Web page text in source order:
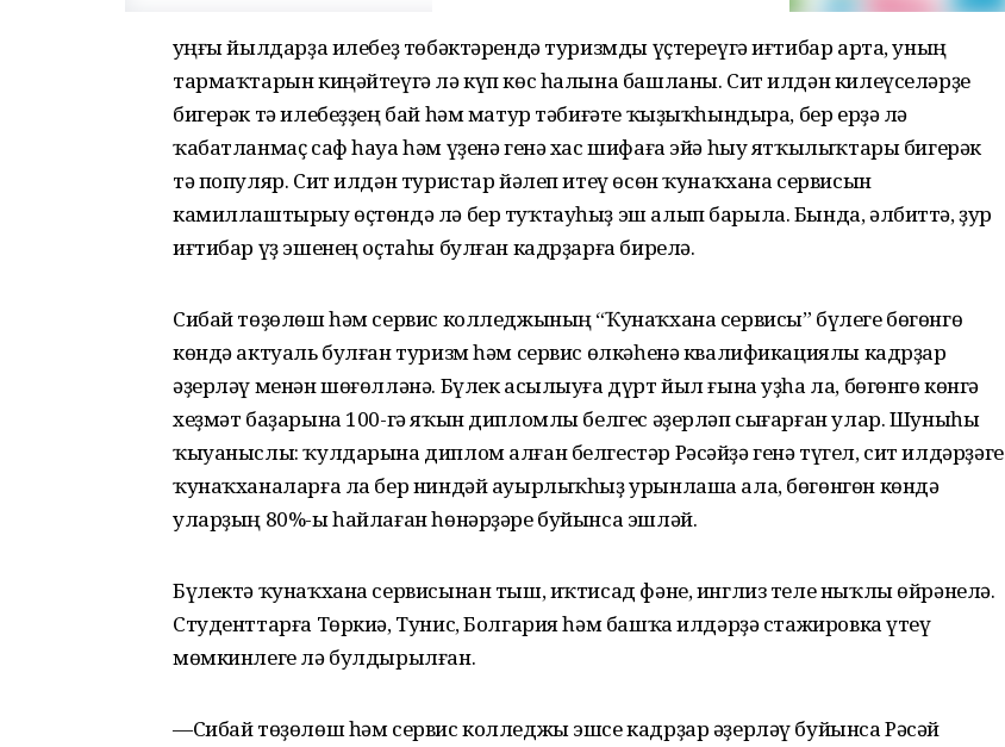
Һуңғы йылдарҙа илебеҙ төбәктәрендә туризмды үҫтереүгә иғтибар арта, уның
тармаҡтарын киңәйтеүгә лә күп көс һалына башланы. Сит илдән килеүселәрҙе
бигерәк тә илебеҙҙең бай һәм матур тәбиғәте ҡыҙыҡһындыра, бер ерҙә лә
ҡабатланмаҫ саф һауа һәм үҙенә генә хас шифаға эйә һыу ятҡылыҡтары бигерәк
тә популяр. Сит илдән туристар йәлеп итеү өсөн ҡунаҡхана сервисын
камиллаштырыу өҫтөндә лә бер туҡтауһыҙ эш алып барыла. Бында, әлбиттә, ҙур
иғтибар үҙ эшенең оҫтаһы булған кадрҙарға бирелә.
Сибай төҙөлөш һәм сервис колледжының “Ҡунаҡхана сервисы” бүлеге бөгөнгө
көндә актуаль булған туризм һәм сервис өлкәһенә квалификациялы кадрҙар
әҙерләү менән шөғөлләнә. Бүлек асылыуға дүрт йыл ғына уҙһа ла, бөгөнгө көнгә
хеҙмәт баҙарына 100-гә яҡын дипломлы белгес әҙерләп сығарған улар. Шуныһы
ҡыуаныслы: ҡулдарына диплом алған белгестәр Рәсәйҙә генә түгел, сит илдәрҙәге
ҡунаҡханаларға ла бер ниндәй ауырлыҡһыҙ урынлаша ала, бөгөнгөн көндә
уларҙың 80%-ы һайлаған һөнәрҙәре буйынса эшләй.
Бүлектә ҡунаҡхана сервисынан тыш, иҡтисад фәне, инглиз теле ныҡлы өйрәнелә.
Студенттарға Төркиә, Тунис, Болгария һәм башҡа илдәрҙә стажировка үтеү
мөмкинлеге лә булдырылған.
—Сибай төҙөлөш һәм сервис колледжы эшсе кадрҙар әҙерләү буйынса Рәсәй